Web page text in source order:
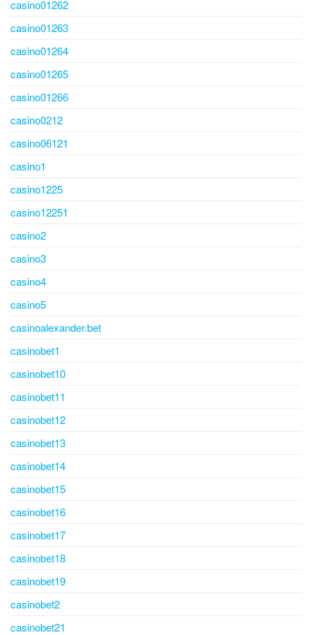
casino01262
casino01263
casino01264
casino01265
casino01266
casino0212
casino06121
casino1
casino1225
casino12251
casino2
casino3
casino4
casino5
casinoalexander.bet
casinobet1
casinobet10
casinobet11
casinobet12
casinobet13
casinobet14
casinobet15
casinobet16
casinobet17
casinobet18
casinobet19
casinobet2
casinobet21